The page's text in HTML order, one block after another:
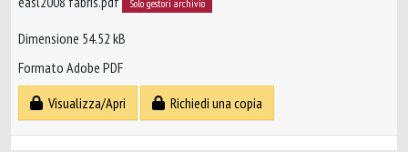
Solo gestori archivio
Dimensione 54.52 kB
Formato Adobe PDF
Visualizza/Apri
Richiedi una copia